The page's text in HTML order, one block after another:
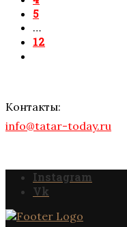
5
…
12
Контакты:
info@tatar-today.ru
Instagram
Vk